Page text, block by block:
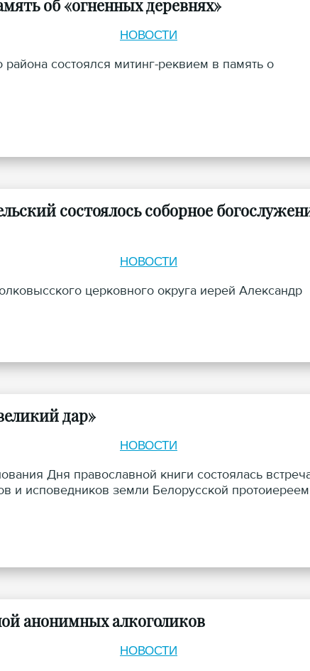
об «огненных деревнях»
НОВОСТИ
состоялся митинг-реквием в память о
состоялось соборное
НОВОСТИ
церковного округа иерей Александр
дар»
НОВОСТИ
Дня православной книги состоялась
и исповедников земли Белорусской протоиереем
анонимных алкоголиков
НОВОСТИ